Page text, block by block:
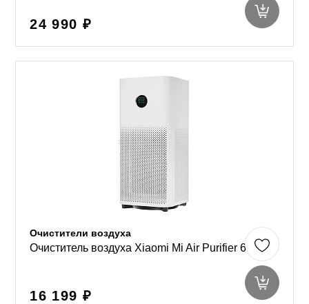
24 990 ₽
Очистители воздуха
Очиститель воздуха Xiaomi Mi Air Purifier 6
16 199 ₽